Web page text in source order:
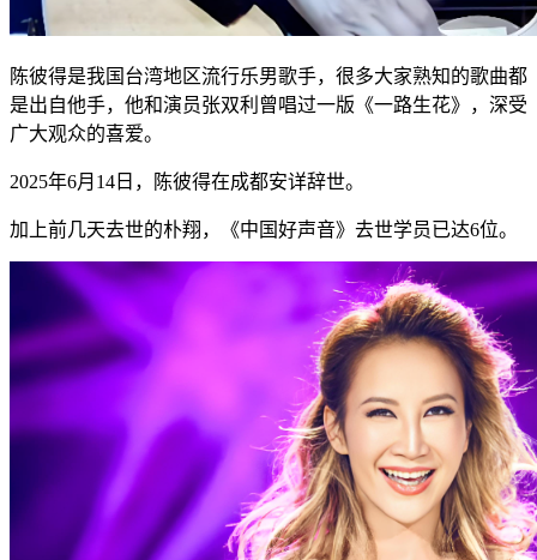
陈彼得是我国台湾地区流行乐男歌手，很多大家熟知的歌曲都
是出自他手，他和演员张双利曾唱过一版《一路生花》，深受
广大观众的喜爱。
2025年6月14日，陈彼得在成都安详辞世。
加上前几天去世的朴翔，《中国好声音》去世学员已达6位。